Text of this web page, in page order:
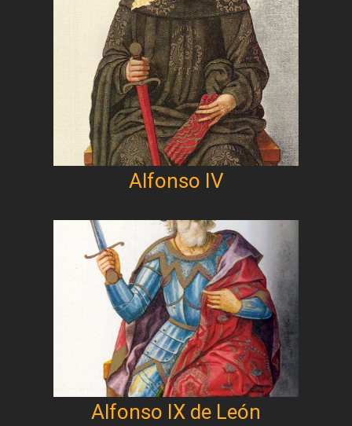
Alfonso IV
Alfonso IX de León